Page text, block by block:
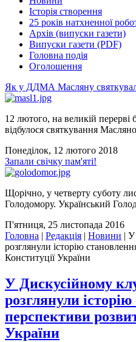
Історія створення
25 років натхненної
Архів (випуски газети)
Випуски газети (PDF)
Головна подія
Оголошення
Як у ДДМА Масляну
12 лютого, на великій перерві
відбулося святкування
Понеділок, 12 лютого 2018
Запали свічку пам'яті!
Щорічно, у четверту суботу
Голодомору. Український
П'ятниця, 25 листопада 2016
Головна | Редакція | Новини | У
розглянули історію
Конституції України
У Дискусійному
розглянули
перспективи
України